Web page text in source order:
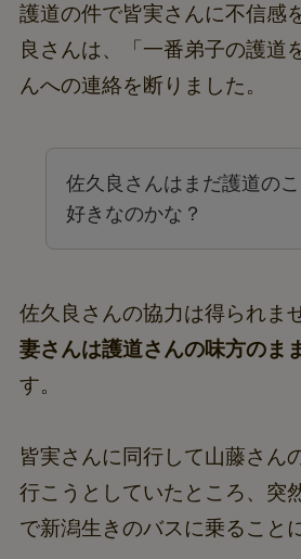
護道の件で皆実さんに不信感
良さんは、「一番弟子の護道
んへの連絡を断りました。
佐久良さんはまだ護道の
好きなのかな？
佐久良さんの協力は得られま
妻さんは護道さんの味方のま
す。
皆実さんに同行して山藤さん
行こうとしていたところ、突
で新潟生きのバスに乗ること